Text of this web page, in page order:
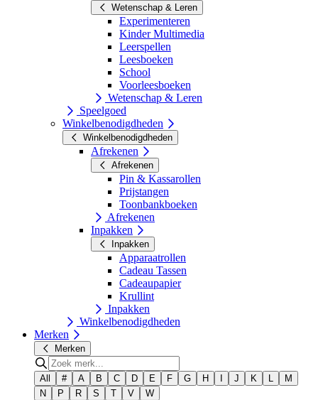
Wetenschap & Leren
Experimenteren
Kinder Multimedia
Leerspellen
Leesboeken
School
Voorleesboeken
Wetenschap & Leren
Speelgoed
Winkelbenodigdheden
Winkelbenodigdheden
Afrekenen
Afrekenen
Pin & Kassarollen
Prijstangen
Toonbankboeken
Afrekenen
Inpakken
Inpakken
Apparaatrollen
Cadeau Tassen
Cadeaupapier
Krullint
Inpakken
Winkelbenodigdheden
Merken
Merken
All # A B C D E F G H J K L
M
N
P R S T V W